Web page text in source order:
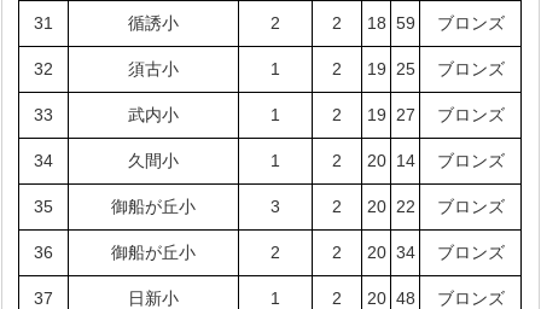
31 循誘小 2 2 18 59 ブロンズ
32 須古小 1 2 19 25 ブロンズ
33 武内小 1 2 19 27 ブロンズ
34 久間小 1 2 20 14 ブロンズ
35 御船が丘小 3 2 20 22 ブロンズ
36 御船が丘小 2 2 20 34 ブロンズ
37 日新小 1 2 20 48 ブロンズ